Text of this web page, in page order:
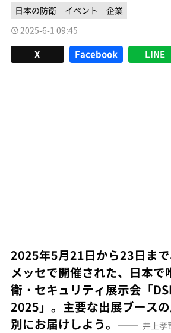
日本の防衛 イベント
企業
2025-6-1 09:45
X Facebook LINE
2025年5月21日から23日ま
メッセで開催された、日本で
衛・セキュリティ展示会「
2025」。主要な出展ブース
別にお届けしよう。
井上孝